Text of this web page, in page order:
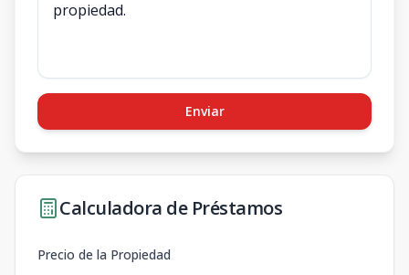
Enviar
Calculadora de Préstamos
Precio de la Propiedad